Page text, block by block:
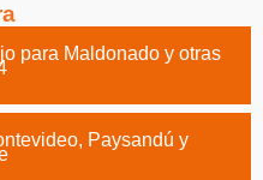
para Maldonado y otras
Paysandú y